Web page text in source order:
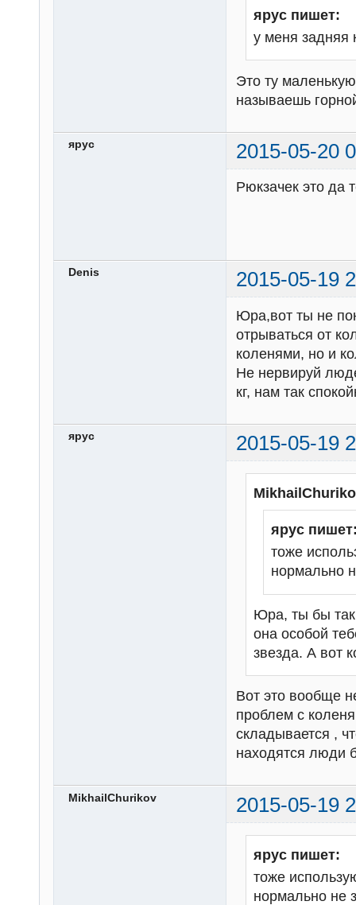
ярус пишет:
у меня задняя
Это ту
называешь
ярус 2015-05-20
Рюкзачек это да
Denis 2015-05-19
Юра,вот ты не
отрываться от
коленями, но и
Не нервируй
кг, нам так
ярус 2015-05-19
ярус
тоже
нормально
Юра, ты бы так
она особой
звезда. А вот
Вот это вообще
проблем с
складывается ,
находятся люди
MikhailChurikov 2015-05-19
ярус пишет:
тоже
нормально не